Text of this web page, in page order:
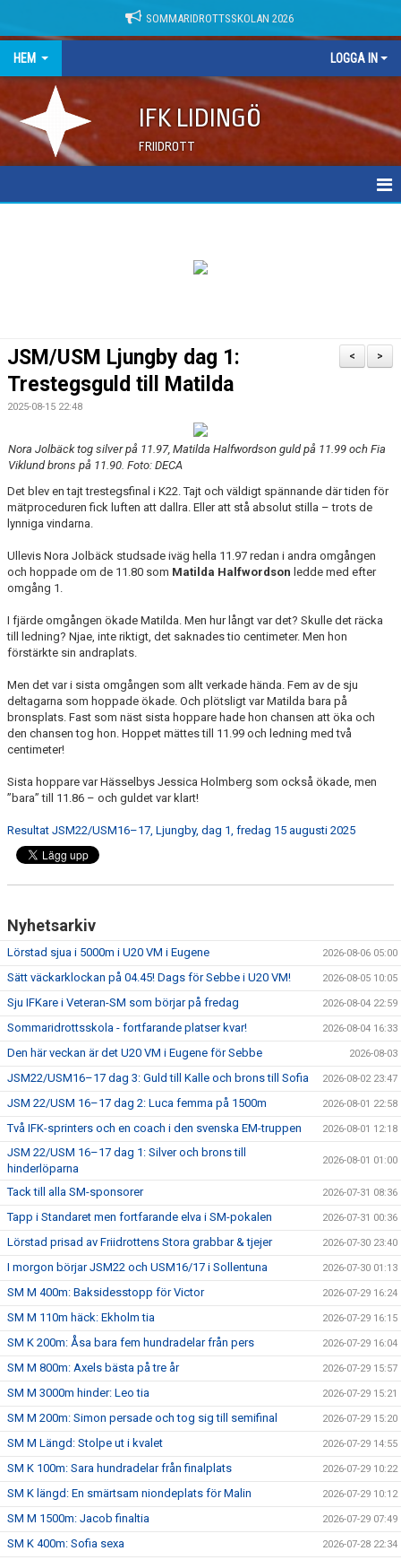
SOMMARIDROTTSSKOLAN 2026
HEM LOGGA IN
IFK LIDINGÖ
FRIIDROTT
>
<
JSM/USM Ljungby dag 1:
Trestegsguld till Matilda
2025-08-15 22:48
Nora Jolbäck tog silver på 11.97, Matilda Halfwordson guld på 11.99 och Fia
Viklund brons på 11.90. Foto: DECA
Det blev en tajt trestegsfinal i K22. Tajt och väldigt spännande där tiden för
mätproceduren fick luften att dallra. Eller att stå absolut stilla – trots de
lynniga vindarna.
Ullevis Nora Jolbäck studsade iväg hella 11.97 redan i andra omgången
och hoppade om de 11.80 som Matilda Halfwordson ledde med efter
omgång 1.
I fjärde omgången ökade Matilda. Men hur långt var det? Skulle det räcka
till ledning? Njae, inte riktigt, det saknades tio centimeter. Men hon
förstärkte sin andraplats.
Men det var i sista omgången som allt verkade hända. Fem av de sju
deltagarna som hoppade ökade. Och plötsligt var Matilda bara på
bronsplats. Fast som näst sista hoppare hade hon chansen att öka och
den chansen tog hon. Hoppet mättes till 11.99 och ledning med två
centimeter!
Sista hoppare var Hässelbys Jessica Holmberg som också ökade, men
”bara” till 11.86 – och guldet var klart!
Resultat JSM22/USM16–17, Ljungby, dag 1, fredag 15 augusti 2025
Nyhetsarkiv
Lörstad sjua i 5000m i U20 VM i Eugene 2026-08-06 05:00
Sätt väckarklockan på 04.45! Dags för Sebbe i U20 VM! 2026-08-05 10:05
Sju IFKare i Veteran-SM som börjar på fredag 2026-08-04 22:59
Sommaridrottsskola - fortfarande platser kvar! 2026-08-04 16:33
Den här veckan är det U20 VM i Eugene för Sebbe 2026-08-03
JSM22/USM16–17 dag 3: Guld till Kalle och brons till Sofia 2026-08-02 23:47
JSM 22/USM 16–17 dag 2: Luca femma på 1500m 2026-08-01 22:58
Två IFK-sprinters och en coach i den svenska EM-truppen 2026-08-01 12:18
JSM 22/USM 16–17 dag 1: Silver och brons till
hinderlöparna
2026-08-01 01:00
Tack till alla SM-sponsorer 2026-07-31 08:36
Tapp i Standaret men fortfarande elva i SM-pokalen 2026-07-31 00:36
Lörstad prisad av Friidrottens Stora grabbar & tjejer 2026-07-30 23:40
I morgon börjar JSM22 och USM16/17 i Sollentuna 2026-07-30 01:13
SM M 400m: Baksidesstopp för Victor 2026-07-29 16:24
SM M 110m häck: Ekholm tia 2026-07-29 16:15
SM K 200m: Åsa bara fem hundradelar från pers 2026-07-29 16:04
SM M 800m: Axels bästa på tre år 2026-07-29 15:57
SM M 3000m hinder: Leo tia 2026-07-29 15:21
SM M 200m: Simon persade och tog sig till semifinal 2026-07-29 15:20
SM M Längd: Stolpe ut i kvalet 2026-07-29 14:55
SM K 100m: Sara hundradelar från finalplats 2026-07-29 10:22
SM K längd: En smärtsam niondeplats för Malin 2026-07-29 10:12
SM M 1500m: Jacob finaltia 2026-07-29 07:49
SM K 400m: Sofia sexa 2026-07-28 22:34